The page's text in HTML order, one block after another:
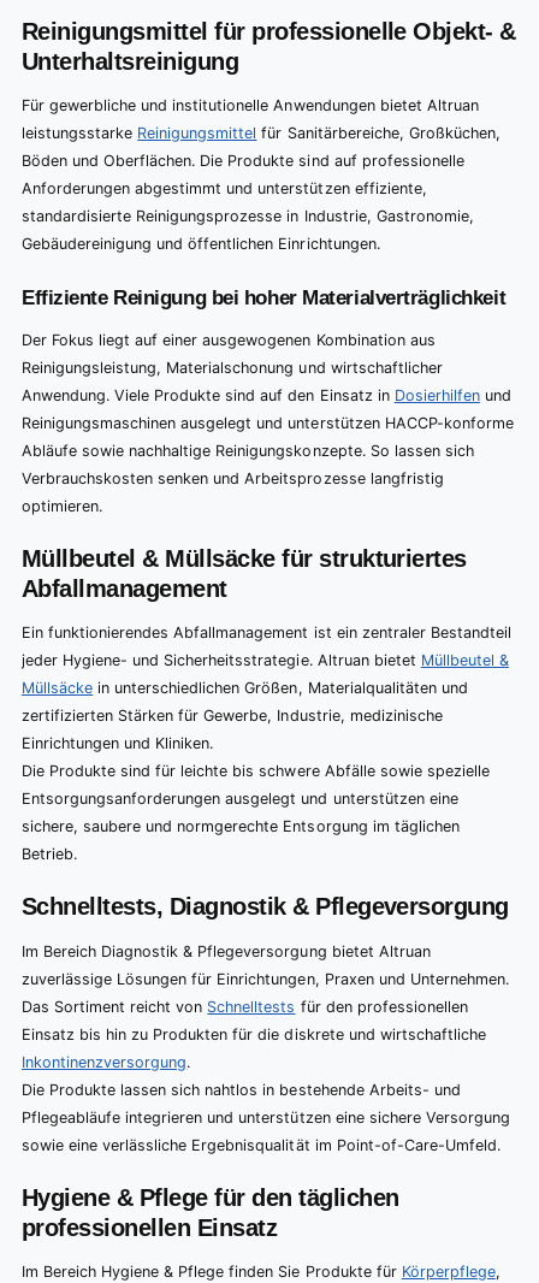
Reinigungsmittel für professionelle Objekt- &
Unterhaltsreinigung
Für gewerbliche und institutionelle Anwendungen bietet Altruan
leistungsstarke Reinigungsmittel für Sanitärbereiche, Großküchen,
Böden und Oberflächen. Die Produkte sind auf professionelle
Anforderungen abgestimmt und unterstützen effiziente,
standardisierte Reinigungsprozesse in Industrie, Gastronomie,
Gebäudereinigung und öffentlichen Einrichtungen.
Effiziente Reinigung bei hoher Materialverträglichkeit
Der Fokus liegt auf einer ausgewogenen Kombination aus
Reinigungsleistung, Materialschonung und wirtschaftlicher
Anwendung. Viele Produkte sind auf den Einsatz in Dosierhilfenund
Reinigungsmaschinen ausgelegt und unterstützen HACCP-konforme
Abläufe sowie nachhaltige Reinigungskonzepte. So lassen sich
Verbrauchskosten senken und Arbeitsprozesse langfristig
optimieren.
Müllbeutel & Müllsäcke für strukturiertes
Abfallmanagement
Ein funktionierendes Abfallmanagement ist ein zentraler Bestandteil
jeder Hygiene- und Sicherheitsstrategie. Altruan bietet Müllbeutel &
Müllsäcke in unterschiedlichen Größen, Materialqualitäten und
zertifizierten Stärken für Gewerbe, Industrie, medizinische
Einrichtungen und Kliniken.
Die Produkte sind für leichte bis schwere Abfälle sowie spezielle
Entsorgungsanforderungen ausgelegt und unterstützen eine
sichere, saubere und normgerechte Entsorgung im täglichen
Betrieb.
Schnelltests, Diagnostik & Pflegeversorgung
Im Bereich Diagnostik & Pflegeversorgung bietet Altruan
zuverlässige Lösungen für Einrichtungen, Praxen und Unternehmen.
Das Sortiment reicht von Schnelltests für den professionellen
Einsatz bis hin zu Produkten für die diskrete und wirtschaftliche
Inkontinenzversorgung.
Die Produkte lassen sich nahtlos in bestehende Arbeits- und
Pflegeabläufe integrieren und unterstützen eine sichere Versorgung
sowie eine verlässliche Ergebnisqualität im Point-of-Care-Umfeld.
Hygiene & Pflege für den täglichen
professionellen Einsatz
Im Bereich Hygiene & Pflege finden Sie Produkte für Körperpflege,